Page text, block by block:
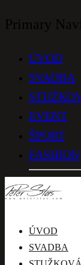
Primary
ÚVOD
SVADBA
EVENT
ŠPORT
FASHION
ÚVOD
SVADBA